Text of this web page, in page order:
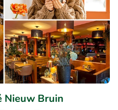
Nieuw Bruin